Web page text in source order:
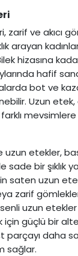
, zarif ve akıcı
arayan
hizasına
hafif
bot ve
Uzun
uzun etekler,
bir şıklık
saten uzun
zarif
uzun
için güçlü bir
parçayı daha
sağlar.